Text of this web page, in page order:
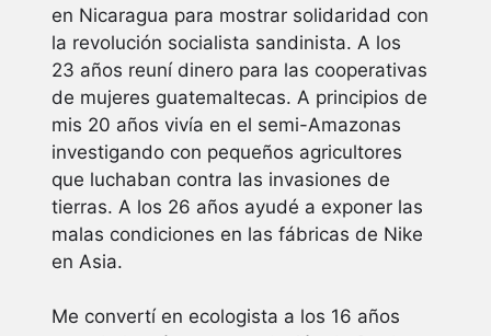
en Nicaragua para mostrar solidaridad con
la revolución socialista sandinista. A los
23 años reuní dinero para las cooperativas
de mujeres guatemaltecas. A principios de
mis 20 años vivía en el semi-Amazonas
investigando con pequeños agricultores
que luchaban contra las invasiones de
tierras. A los 26 años ayudé a exponer las
malas condiciones en las fábricas de Nike
en Asia.
Me convertí en ecologista a los 16 años